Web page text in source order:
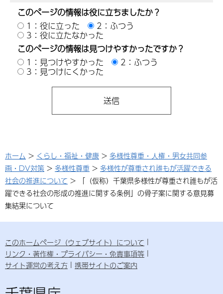
このページの情報は役に立ちましたか？
1：役に立った
2：ふつう
3：役に立たなかった
このページの情報は見つけやすかったですか？
1：見つけやすかった
2：ふつう
3：見つけにくかった
ホーム > くらし・福祉・健康 > 多様性尊重・人権・男女共同参
画・DV対策 > 多様性尊重 > 多様性が尊重され誰もが活躍できる
社会の推進について > 「（仮称）千葉県多様性が尊重され誰もが活
躍できる社会の形成の推進に関する条例」の骨子案に関する意見募
集結果について
このホームページ（ウェブサイト）について
リンク・著作権・プライバシー・免責事項等
サイト運営の考え方
携帯サイトのご案内